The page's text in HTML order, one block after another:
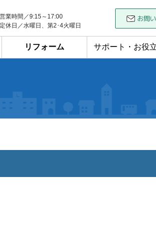
営業時間／9:15～17:00
定休日／水曜日、第2･4火曜日
リフォーム サポート・お役